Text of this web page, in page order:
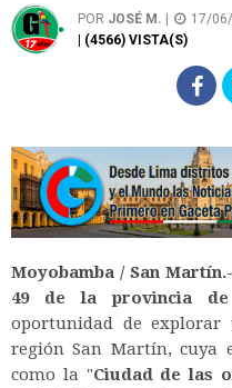
POR JOSÉ M. 17/06/
| (4566) VISTA(S)
Moyobamba / San Martín.-
49 de la provincia de
oportunidad de
región San Martín, cuya
como la "Ciudad de las